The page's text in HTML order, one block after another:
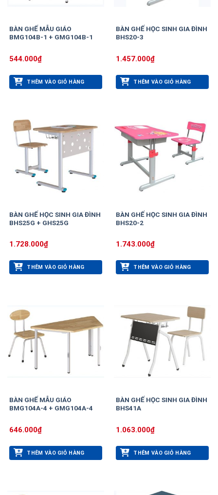
BÀN GHẾ MẪU GIÁO
BMG104B-1 + GMG104B-1
544.000₫
THÊM VÀO GIỎ HÀNG
BÀN GHẾ HỌC SINH GIA ĐÌNH
BHS20-3
1.457.000₫
THÊM VÀO GIỎ HÀNG
BÀN GHẾ HỌC SINH GIA ĐÌNH
BHS25G + GHS25G
1.728.000₫
THÊM VÀO GIỎ HÀNG
BÀN GHẾ HỌC SINH GIA ĐÌNH
BHS20-2
1.743.000₫
THÊM VÀO GIỎ HÀNG
BÀN GHẾ MẪU GIÁO
BMG104A-4 + GMG104A-4
646.000₫
THÊM VÀO GIỎ HÀNG
BÀN GHẾ HỌC SINH GIA ĐÌNH
BHS41A
1.063.000₫
THÊM VÀO GIỎ HÀNG